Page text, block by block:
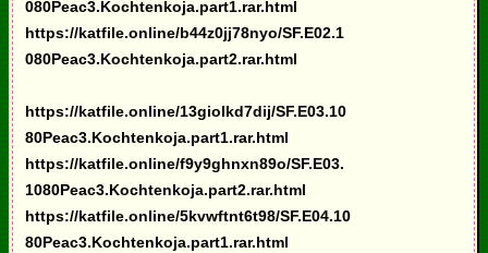
080Peac3.Kochtenkoja.part1.rar.html
https://katfile.online/b44z0jj78nyo/SF.E02.1
080Peac3.Kochtenkoja.part2.rar.html
https://katfile.online/13giolkd7dij/SF.E03.10
80Peac3.Kochtenkoja.part1.rar.html
https://katfile.online/f9y9ghnxn89o/SF.E03.
1080Peac3.Kochtenkoja.part2.rar.html
https://katfile.online/5kvwftnt6t98/SF.E04.10
80Peac3.Kochtenkoja.part1.rar.html